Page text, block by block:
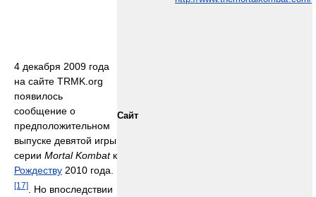
Сайт
4 декабря 2009 года
на сайте TRMK.org
появилось
сообщение о
предположительном
выпуске девятой игры
серии Mortal Kombatк
Рождеству 2010 года.
[17]
. Но впоследствии